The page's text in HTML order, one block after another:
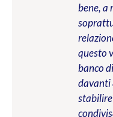
bene, a
questo
banco
davanti